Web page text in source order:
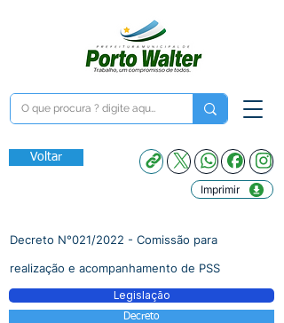
Voltar
Imprimir
Decreto N°021/2022 - Comissão para
realização e acompanhamento de PSS
Legislação
Decreto